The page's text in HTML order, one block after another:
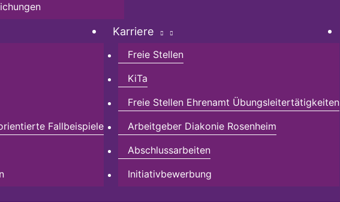
Fallbeispiele
Karriere
Freie Stellen
KiTa
Freie Stellen Ehrenamt Übungsleitertätigkeiten
Arbeitgeber Diakonie Rosenheim
Abschlussarbeiten
Initiativbewerbung